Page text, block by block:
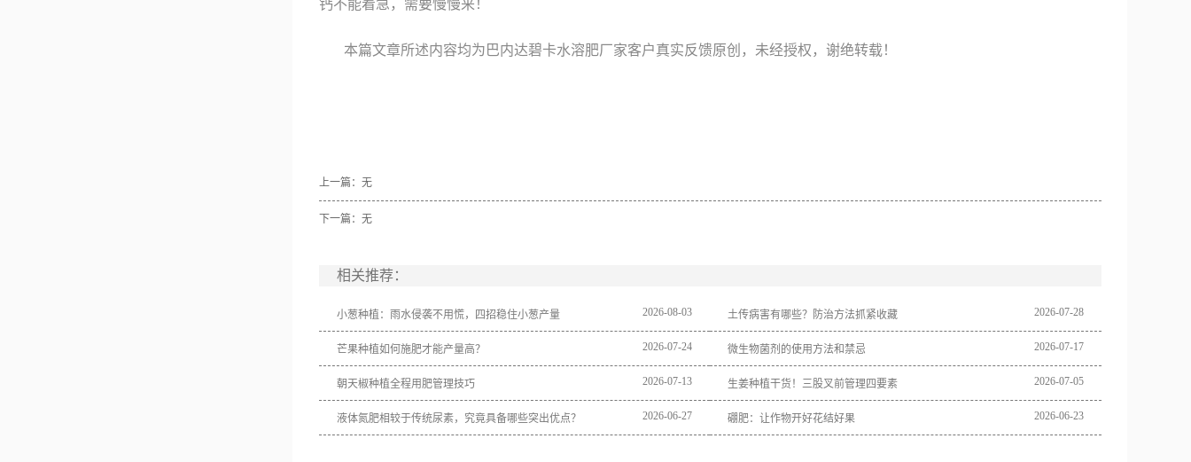
钙不能着急，需要慢慢来！
本篇文章所述内容均为巴内达碧卡水溶肥厂家客户真实反馈原创，未经授权，谢绝转载！
上一篇：无
下一篇：无
相关推荐：
小葱种植：雨水侵袭不用慌，四招稳住小葱产量 2026-08-03 土传病害有哪些？防治方法抓紧收藏 2026-07-28
芒果种植如何施肥才能产量高？ 2026-07-24 微生物菌剂的使用方法和禁忌 2026-07-17
朝天椒种植全程用肥管理技巧 2026-07-13 生姜种植干货！三股叉前管理四要素 2026-07-05
液体氮肥相较于传统尿素，究竟具备哪些突出优点？ 2026-06-27 硼肥：让作物开好花结好果 2026-06-23